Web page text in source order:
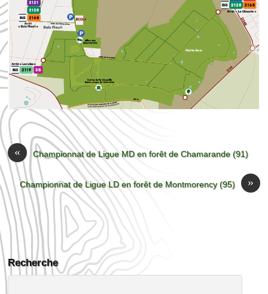
« Championnat de Ligue MD en forêt de Chamarande (91)
»
Championnat de Ligue LD en forêt de Montmorency (95)
Recherche